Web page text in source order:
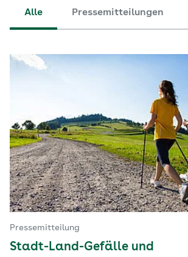
Alle Pressemitteilungen
Pressemitteilung
Stadt-Land-Gefälle und